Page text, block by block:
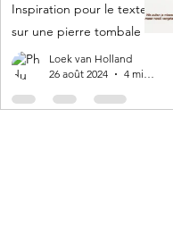
Inspiration pour le texte
sur une pierre tombale
Loek van Holland
26 août 2024
4 min de lecture